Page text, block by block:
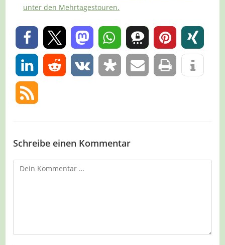
unter den Mehrtagestouren.
1
0
Schreibe einen Kommentar
Kommentar